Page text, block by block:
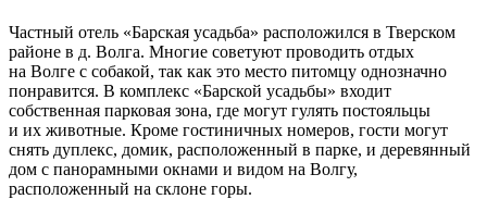
Частный отель «Барская усадьба» расположился в Тверском
районе в д. Волга. Многие советуют проводить отдых
на Волге с собакой, так как это место питомцу однозначно
понравится. В комплекс «Барской усадьбы» входит
собственная парковая зона, где могут гулять постояльцы
и их животные. Кроме гостиничных номеров, гости могут
снять дуплекс, домик, расположенный в парке, и деревянный
дом с панорамными окнами и видом на Волгу,
расположенный на склоне горы.